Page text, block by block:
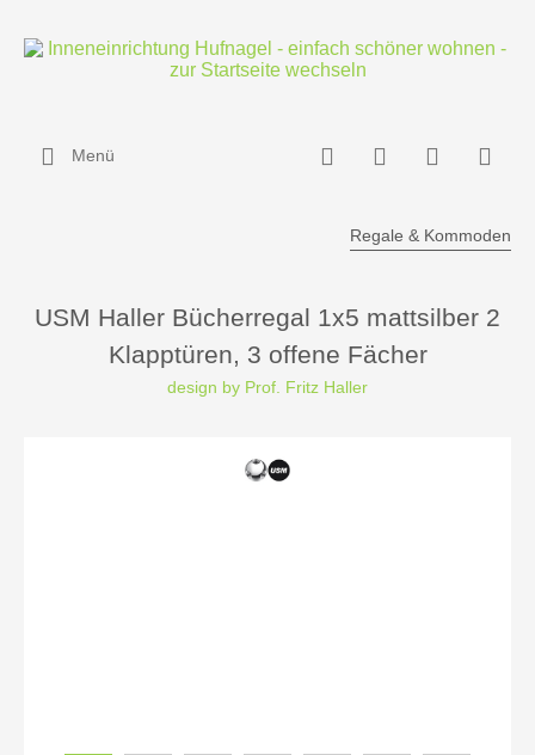
Menü
Regale & Kommoden
USM Haller Bücherregal 1x5 mattsilber 2
Klapptüren, 3 offene Fächer
design by Prof. Fritz Haller